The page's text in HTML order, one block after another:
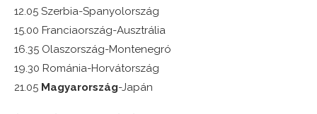
12.05 Szerbia-Spanyolország
15.00 Franciaország-Ausztrália
16.35 Olaszország-Montenegró
19.30 Románia-Horvátország
21.05 Magyarország-Japán